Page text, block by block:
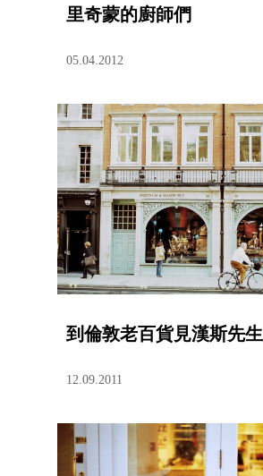
里奇蒙的廚師們
05.04.2012
到倫敦老百貨見漢斯先生
12.09.2011